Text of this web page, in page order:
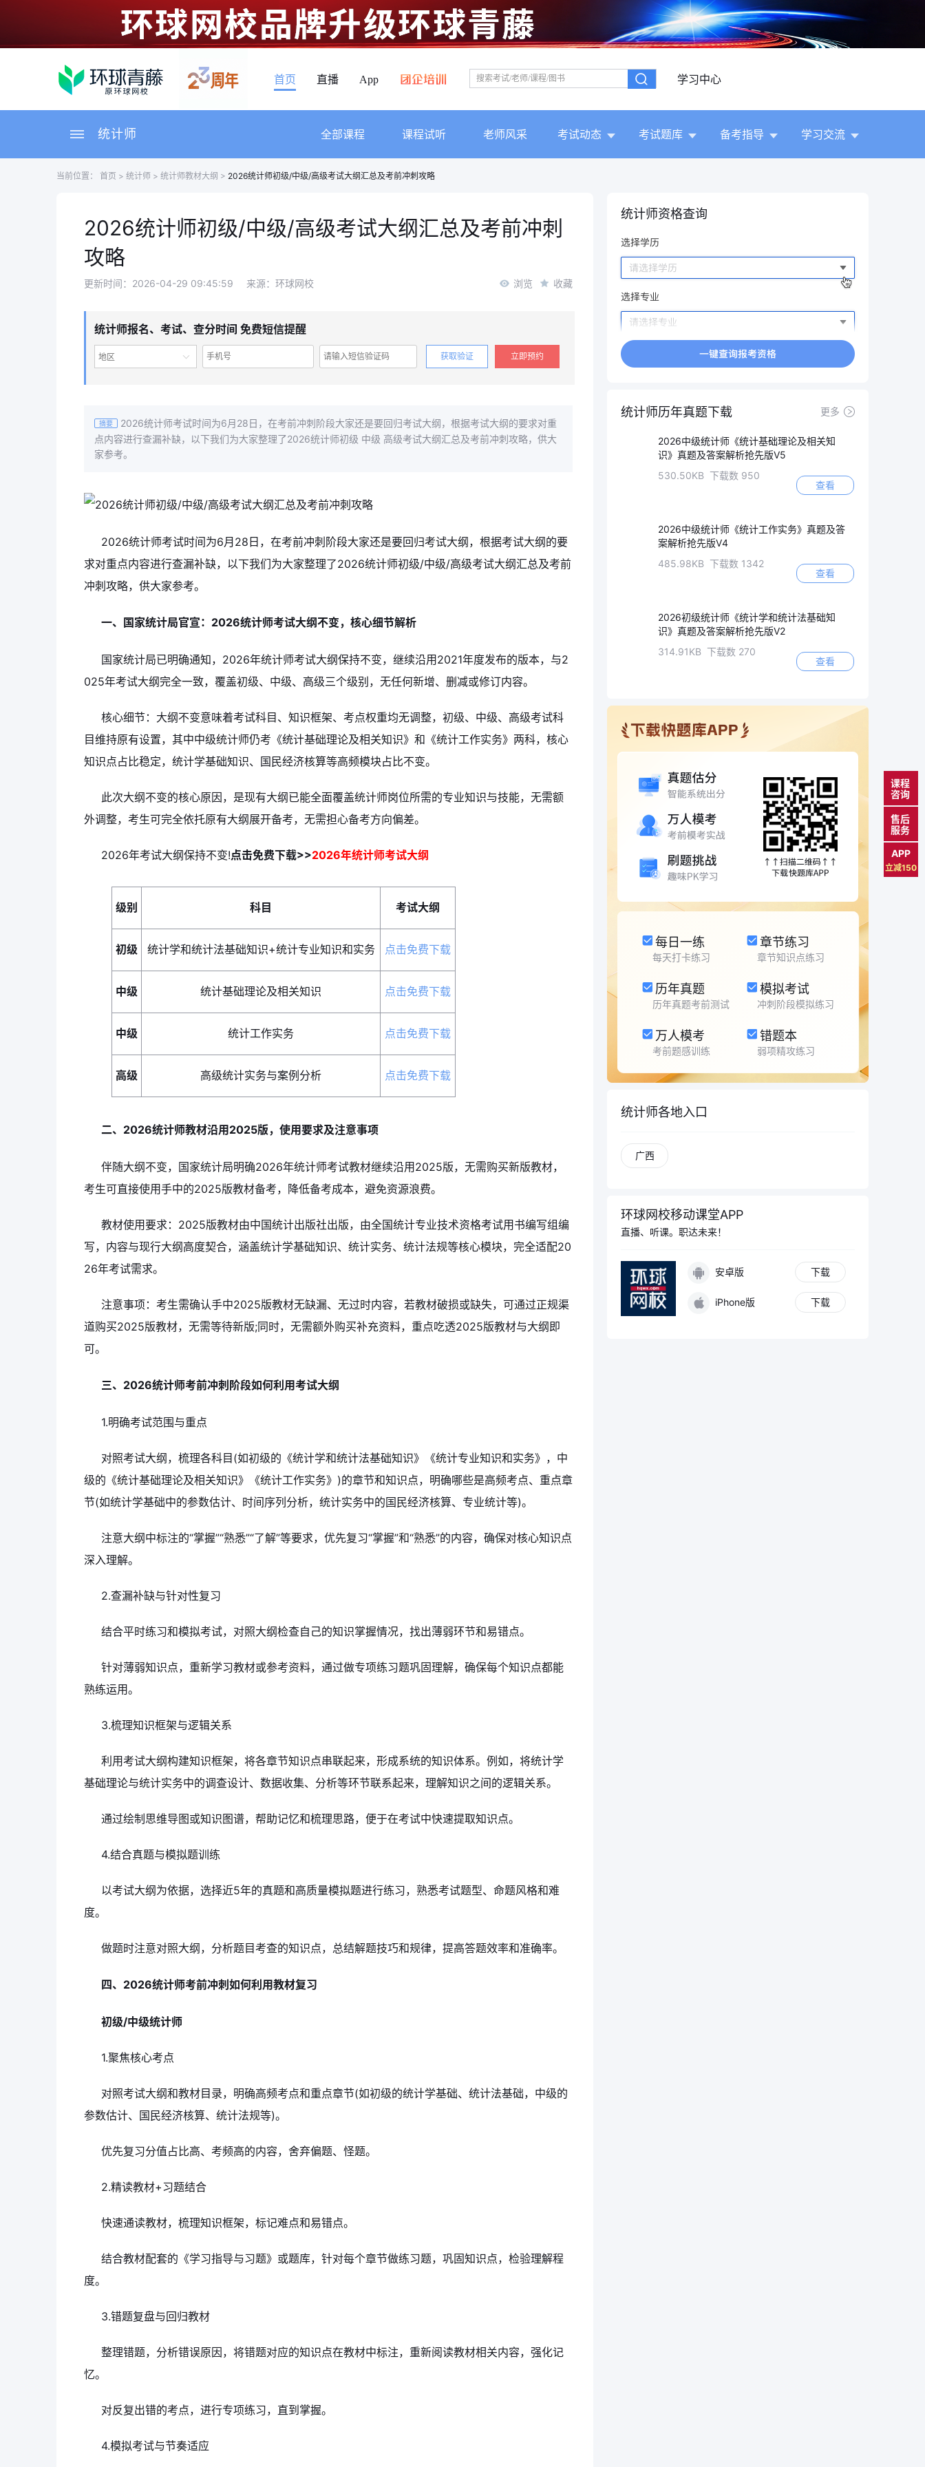
首页 直播 App 学习中心
统计师 全部课程 课程试听 老师风采 考试动态 考试题库 备考指导 学习交流
当前位置： 首页 > 统计师 > 统计师教材大纲 > 2026统计师初级/中级/高级考试大纲汇总及考前冲刺攻略
2026统计师初级/中级/高级考试大纲汇总及考前冲刺
攻略
更新时间：2026-04-29 09:45:59 来源：环球网校 浏览 收藏
统计师报名、考试、查分时间 免费短信提醒
地区 获取验证 立即预约
摘要
2026统计师考试时间为6月28日，在考前冲刺阶段大家还是要回归考试大纲，根据考试大纲的要求对重
点内容进行查漏补缺，以下我们为大家整理了2026统计师初级 中级 高级考试大纲汇总及考前冲刺攻略，供大
家参考。
2026统计师考试时间为6月28日，在考前冲刺阶段大家还是要回归考试大纲，根据考试大纲的要
求对重点内容进行查漏补缺，以下我们为大家整理了2026统计师初级/中级/高级考试大纲汇总及考前
冲刺攻略，供大家参考。
一、国家统计局官宣：2026统计师考试大纲不变，核心细节解析
国家统计局已明确通知，2026年统计师考试大纲保持不变，继续沿用2021年度发布的版本，与2
025年考试大纲完全一致，覆盖初级、中级、高级三个级别，无任何新增、删减或修订内容。
核心细节：大纲不变意味着考试科目、知识框架、考点权重均无调整，初级、中级、高级考试科
目维持原有设置，其中中级统计师仍考《统计基础理论及相关知识》和《统计工作实务》两科，核心
知识点占比稳定，统计学基础知识、国民经济核算等高频模块占比不变。
此次大纲不变的核心原因，是现有大纲已能全面覆盖统计师岗位所需的专业知识与技能，无需额
外调整，考生可完全依托原有大纲展开备考，无需担心备考方向偏差。
2026年考试大纲保持不变!点击免费下载>>2026年统计师考试大纲
级别 科目 考试大纲
初级 统计学和统计法基础知识+统计专业知识和实务 点击免费下载
中级 统计基础理论及相关知识 点击免费下载
中级 统计工作实务 点击免费下载
高级 高级统计实务与案例分析 点击免费下载
二、2026统计师教材沿用2025版，使用要求及注意事项
伴随大纲不变，国家统计局明确2026年统计师考试教材继续沿用2025版，无需购买新版教材，
考生可直接使用手中的2025版教材备考，降低备考成本，避免资源浪费。
教材使用要求：2025版教材由中国统计出版社出版，由全国统计专业技术资格考试用书编写组编
写，内容与现行大纲高度契合，涵盖统计学基础知识、统计实务、统计法规等核心模块，完全适配20
26年考试需求。
注意事项：考生需确认手中2025版教材无缺漏、无过时内容，若教材破损或缺失，可通过正规渠
道购买2025版教材，无需等待新版;同时，无需额外购买补充资料，重点吃透2025版教材与大纲即
可。
三、2026统计师考前冲刺阶段如何利用考试大纲
1.明确考试范围与重点
对照考试大纲，梳理各科目(如初级的《统计学和统计法基础知识》《统计专业知识和实务》，中
级的《统计基础理论及相关知识》《统计工作实务》)的章节和知识点，明确哪些是高频考点、重点章
节(如统计学基础中的参数估计、时间序列分析，统计实务中的国民经济核算、专业统计等)。
注意大纲中标注的“掌握”“熟悉”“了解”等要求，优先复习“掌握”和“熟悉”的内容，确保对核心知识点
深入理解。
2.查漏补缺与针对性复习
结合平时练习和模拟考试，对照大纲检查自己的知识掌握情况，找出薄弱环节和易错点。
针对薄弱知识点，重新学习教材或参考资料，通过做专项练习题巩固理解，确保每个知识点都能
熟练运用。
3.梳理知识框架与逻辑关系
利用考试大纲构建知识框架，将各章节知识点串联起来，形成系统的知识体系。例如，将统计学
基础理论与统计实务中的调查设计、数据收集、分析等环节联系起来，理解知识之间的逻辑关系。
通过绘制思维导图或知识图谱，帮助记忆和梳理思路，便于在考试中快速提取知识点。
4.结合真题与模拟题训练
以考试大纲为依据，选择近5年的真题和高质量模拟题进行练习，熟悉考试题型、命题风格和难
度。
做题时注意对照大纲，分析题目考查的知识点，总结解题技巧和规律，提高答题效率和准确率。
四、2026统计师考前冲刺如何利用教材复习
初级/中级统计师
1.聚焦核心考点
对照考试大纲和教材目录，明确高频考点和重点章节(如初级的统计学基础、统计法基础，中级的
参数估计、国民经济核算、统计法规等)。
优先复习分值占比高、考频高的内容，舍弃偏题、怪题。
2.精读教材+习题结合
快速通读教材，梳理知识框架，标记难点和易错点。
结合教材配套的《学习指导与习题》或题库，针对每个章节做练习题，巩固知识点，检验理解程
度。
3.错题复盘与回归教材
整理错题，分析错误原因，将错题对应的知识点在教材中标注，重新阅读教材相关内容，强化记
忆。
对反复出错的考点，进行专项练习，直到掌握。
4.模拟考试与节奏适应
统计师资格查询
统计师历年真题下载 更多
2026中级统计师《统计基础理论及相关知
识》真题及答案解析抢先版V5
530.50KB 下载数 950
查看
2026中级统计师《统计工作实务》真题及答
案解析抢先版V4
485.98KB 下载数 1342
查看
2026初级统计师《统计学和统计法基础知
识》真题及答案解析抢先版V2
314.91KB 下载数 270
查看
每日一练
每天打卡练习
章节练习
章节知识点练习
历年真题
历年真题考前测试
模拟考试
冲刺阶段模拟练习
万人模考
考前题感训练
错题本
弱项精攻练习
统计师各地入口
广西
环球网校移动课堂APP
直播、听课。职达未来！
安卓版 下载
iPhone版 下载
课程
咨询
售后
服务
APP
立减150